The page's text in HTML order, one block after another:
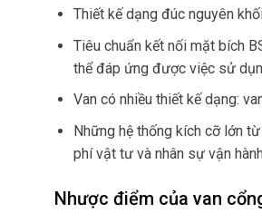
Thiết kế dạng đúc nguyên
Tiêu chuẩn kết nối mặt bích
thể đáp ứng được việc sử
Van có nhiều thiết kế dạng:
Những hệ thống kích cỡ lớn
phí vật tư và nhân sự vận
Nhược điểm của van